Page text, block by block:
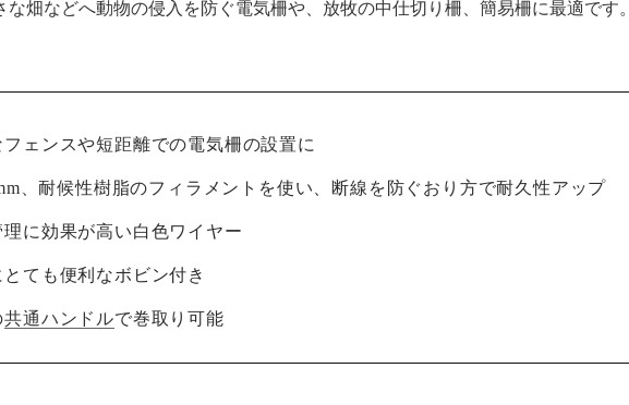
な畑などへ動物の侵入を防ぐ電気柵や、放牧の中仕切り柵、簡易柵に最適です。
ェンスや短距離での電気柵の設置に
、耐候性樹脂のフィラメントを使い、断線を防ぐおり方で耐久性アップ
に効果が高い白色ワイヤー
ても便利なボビン付き
共通ハンドルで巻取り可能